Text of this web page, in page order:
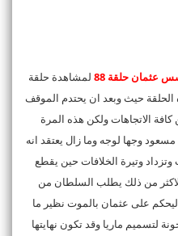
حلقة 88
لمشاهدة حلقة
حيث وبعد ان يحتدم الموقف
الاتجاهات ولكن هذه المرة
وجها لوجه وما زال يعتقد انه
وتيرة الخلافات حين يقطع
من ذلك يطلب السلطان من
على عثمان بالموت نظير ما
لتسميم ماريا وقد تكون نهايتها